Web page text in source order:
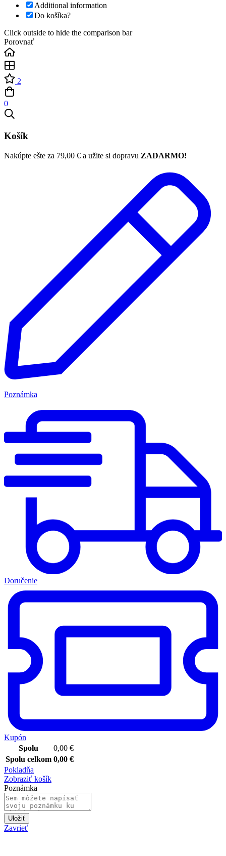
Additional information
Do košíka?
Click outside to hide the comparison bar
Porovnať
2
0
Košík
Nakúpte ešte za 79,00 € a užite si dopravu ZADARMO!
Poznámka
Doručenie
Kupón
Spolu
0,00 €
Spolu celkom 0,00 €
Pokladňa
Zobraziť košík
Poznámka
Uložiť
Zavrieť